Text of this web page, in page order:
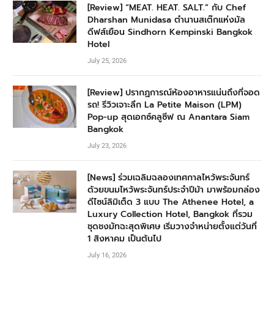
[Review] “MEAT. HEAT. SALT.” กับ Chef
Dharshan Munidasa ตำนานสเต๊กแห่งมัล
ดีฟส์เยือน Sindhorn Kempinski Bangkok
Hotel
July 25, 2026
[Review] ปรากฏการณ์ห้องอาหารแน่นถึงที่จอด
รถ! รีวิวเจาะลึก La Petite Maison (LPM)
Pop-up สุดเอกซ์คลูซีฟ ณ Anantara Siam
Bangkok
July 23, 2026
[News] ร่วมเฉลิมฉลองเทศกาลไหว้พระจันทร์
ด้วยขนมไหว้พระจันทร์ประจำปีม้า มาพร้อมกล่อง
ดีไซน์ลิมิเต็ด 3 แบบ The Athenee Hotel, a
Luxury Collection Hotel, Bangkok ที่รวม
ชุดชงมัทฉะสุดพิเศษ เริ่มวางจำหน่ายตั้งแต่วันที่
1 สิงหาคม เป็นต้นไป
July 16, 2026